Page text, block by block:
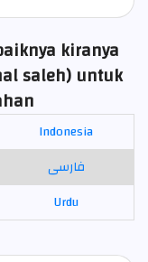
kiranya
saleh) untuk
Indonesia
فارسی
Urdu